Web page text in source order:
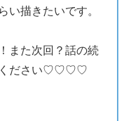
描きたいです。
また次回？話の続
ください♡♡♡♡